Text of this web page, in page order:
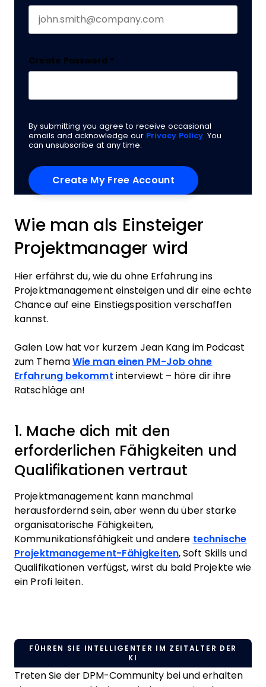
Create Password *
By submitting you agree to receive occasional
emails and acknowledge our Privacy Policy. You
can unsubscribe at any time.
Wie man als Einsteiger
Projektmanager wird
Hier erfährst du, wie du ohne Erfahrung ins
Projektmanagement einsteigen und dir eine echte
Chance auf eine Einstiegsposition verschaffen
kannst.
Galen Low hat vor kurzem Jean Kang im Podcast
zum Thema Wie man einen PM-Job ohne
Erfahrung bekommt interviewt – höre dir ihre
Ratschläge an!
1. Mache dich mit den
erforderlichen Fähigkeiten und
Qualifikationen vertraut
Projektmanagement kann manchmal
herausfordernd sein, aber wenn du über starke
organisatorische Fähigkeiten,
Kommunikationsfähigkeit und andere technische
Projektmanagement-Fähigkeiten, Soft Skills und
Qualifikationen verfügst, wirst du bald Projekte wie
ein Profi leiten.
FÜHREN SIE INTELLIGENTER IM ZEITALTER DER
KI
Treten Sie der DPM-Community bei und erhalten